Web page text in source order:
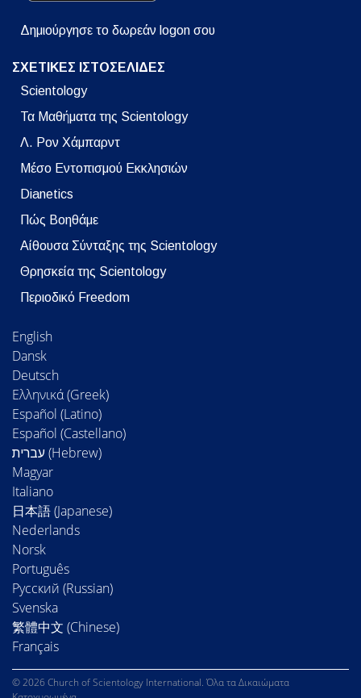
Δημιούργησε το δωρεάν logon σου
ΣΧΕΤΙΚΕΣ ΙΣΤΟΣΕΛΙΔΕΣ
Scientology
Τα Μαθήματα της Scientology
Λ. Ρον Χάμπαρντ
Μέσο Εντοπισμού Εκκλησιών
Dianetics
Πώς Βοηθάμε
Αίθουσα Σύνταξης της Scientology
Θρησκεία της Scientology
Περιοδικό Freedom
English
Dansk
Deutsch
Ελληνικά (Greek)
Español (Latino)
Español (Castellano)
Magyar
Italiano
日本語 (Japanese)
Nederlands
Norsk
Português
Русский (Russian)
Svenska
繁體中文 (Chinese)
Français
© 2026 Church of Scientology International. Όλα τα Δικαιώματα